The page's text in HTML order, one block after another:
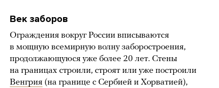
Век заборов
Ограждения вокруг России вписываются
в мощную всемирную волну заборостроения,
продолжающуюся уже более 20 лет. Стены
на границах строили, строят или уже построили
Венгрия (на границе с Сербией и Хорватией),